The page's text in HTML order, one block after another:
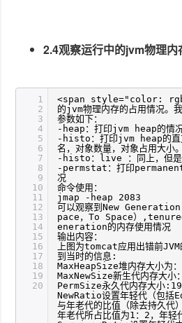
2.4观察运行中的jvm物理内
1
2
3
4
5
6
7
8
9
10
11
12
13
14
15
16
17
18
19
20
<span style="color:
的jvm物理内存的占用情况。
参数如下：
-heap：打印jvm heap的情
-histo：打印jvm heap的直
名，对象数量，对象占用大小。
-histo：live ：同上，但是
-permstat：打印
况
命令使用：
jmap -heap 2083
可以观察到New
pace，To Space）
eneration的内存使用情况
输出内容：
上图为tomcat应用出错前
到当时的信息:
MaxHeapSize堆内存大小为
MaxNewSize新生代内存大小
PermSize永久代内存大小
NewRatio设置年轻代（包括
与年老代的比值（除去持久代
年老代所占比值为1：2，年